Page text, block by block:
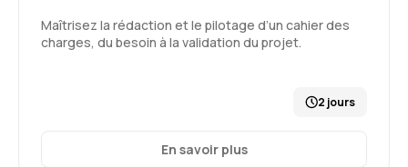
5
Formation : Devenir manager Agile Niveau I
(certification ScrumMaster PSM I)
Maîtrisez la rédaction et le pilotage d’un cahier des
charges, du besoin à la validation du projet.
2 jours
En savoir plus